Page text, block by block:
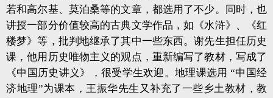
若和高尔基、莫泊桑等的文章，都选用了不少。同时，也
讲授一部分价值较高的古典文学作品，如《水浒》、《红
楼梦》等，批判地继承了其中一些东西。谢先生担任历史
课，他用历史唯物主义的观点，重新编写了教材，写成了
《中国历史讲义》，很受学生欢迎。地理课选用 “中国经
济地理”为课本，王振华先生又补充了一些乡土教材，教